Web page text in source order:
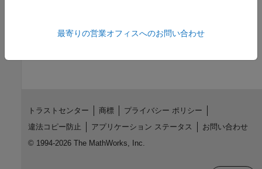
この情報は役に立ちましたか？
最寄りの営業オフィスへのお問い合わせ
トラストセンター 商標
プライバシー ポリシー
違法コピー防止
アプリケーション ステータス
お問い合わせ
© 1994-2026 The MathWorks, Inc.